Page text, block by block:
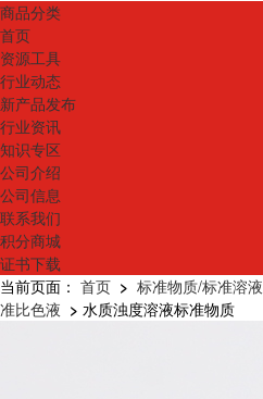
商品分类
首页
资源工具
行业动态
新产品发布
行业资讯
知识专区
公司介绍
公司信息
联系我们
积分商城
证书下载
当前页面： 首页 > 标准物质/标准溶液
准比色液 > 水质浊度溶液标准物质